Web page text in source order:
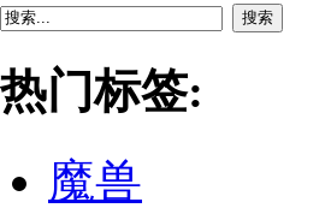
搜索
热门标签:
魔兽